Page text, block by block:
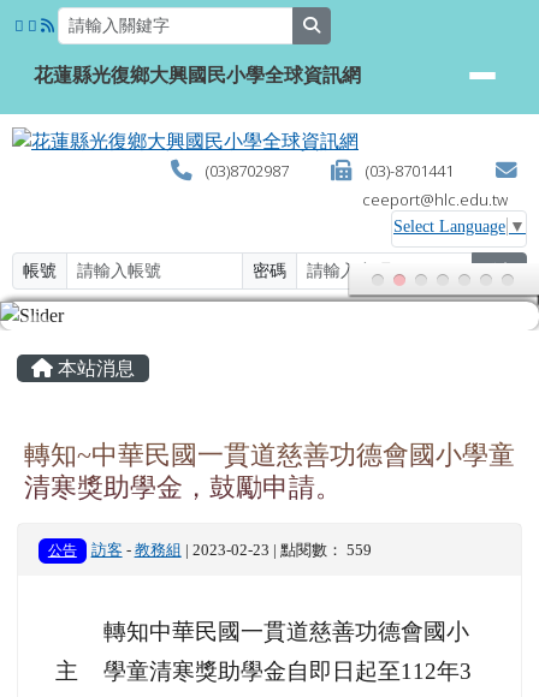
跳至主內容區
花蓮縣光復鄉大興國民小學全球資
花蓮縣光復鄉大興國民小學全球資訊網
(03)8702987
(03)-8701441
ceeport@hlc.edu.tw
Select Language ▼
帳號 密碼 登入
主內容區域
本站消息
轉知~中華民國一貫道慈善功德會國小學童
清寒獎助學金，鼓勵申請。
公告 訪客 - 教務組 | 2023-02-23 | 點閱數： 559
主
轉知中華民國一貫道慈善功德會國小
學童清寒獎助學金自即日起至112年3
頁尾區域